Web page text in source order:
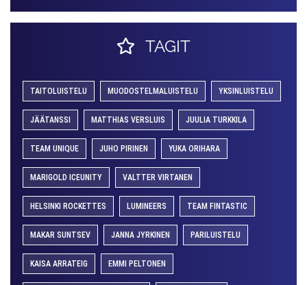
TAGIT
TAITOLUISTELU MUODOSTELMALUISTELU YKSINLUISTELU
JÄÄTANSSI MATTHIAS VERSLUIS JUULIA TURKKILA
TEAM UNIQUE JUHO PIRINEN YUKA ORIHARA
MARIGOLD ICEUNITY VALTTER VIRTANEN
HELSINKI ROCKETTES LUMINEERS TEAM FINTASTIC
MAKAR SUNTSEV JANNA JYRKINEN PARILUISTELU
KAISA ARRATEIG EMMI PELTONEN